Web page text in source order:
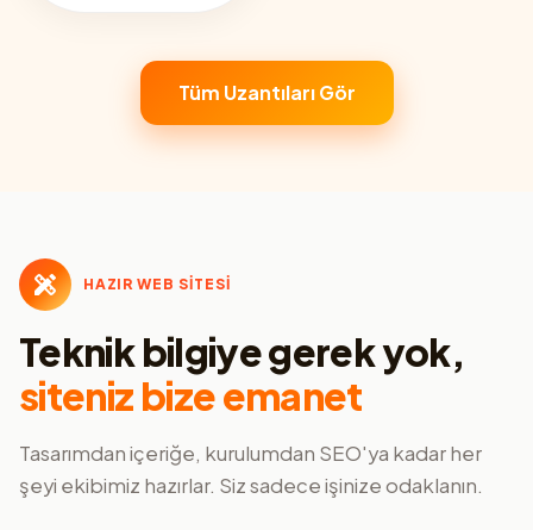
Tüm Uzantıları Gör
HAZIR WEB SİTESİ
Teknik bilgiye gerek yok,
siteniz bize emanet
Tasarımdan içeriğe, kurulumdan SEO'ya kadar her
şeyi ekibimiz hazırlar. Siz sadece işinize odaklanın.